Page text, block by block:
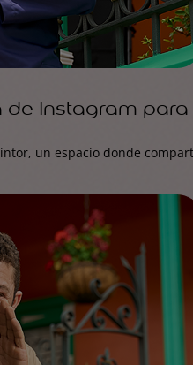
de Instagram para
un espacio donde